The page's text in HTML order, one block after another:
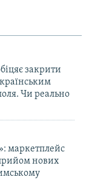
закрити
Чи реально
маркетплейс
нових